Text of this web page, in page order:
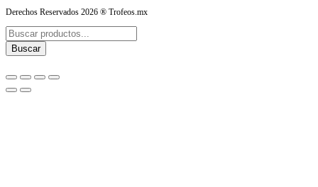
Derechos Reservados 2026 ® Trofeos.mx
Products
search
Buscar